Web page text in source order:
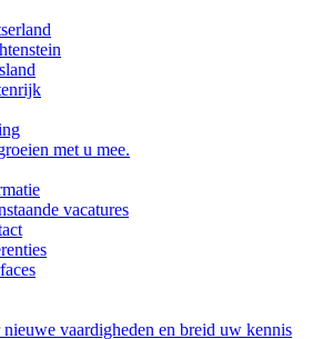
met u mee.
vacatures
nieuwe vaardigheden en breid uw kennis